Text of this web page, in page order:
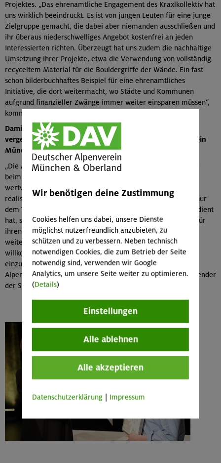
Projektes. „Das ehrenamtliche Engagement des Kraxlkollektiv hat
uns wirklich beeindruckt. Es ist von jungen Leuten für eine junge
Zielgruppe gemacht, die dabei aber niemanden ausschließen und
ihr überaus niederschwelliges Angebot kostenfrei an jeden
Interessierten richten. Überzeugt hat uns zudem die nachhaltige
Umsetzung ihrer Projekte, etwa die Verwendung von vollständig
recyceltem Material für die Bouldergriffe der Wände. Ein fast
schon bilderbuchhaftes Beispiel für eine ehrenamtliches
Initiative, die dort weitermacht, wo Städte und Kommunen
aufgrund finanzieller Zwänge immer weiter einsparen müssen“,
kommentiert Melanie Grimm aus dem DAV-Präsidium.
Damit geht der Ehrenamtspreis, der seit 2015 vom DAV
vergeben wird, bereits zum dritten Mal an den Alpenverein
München & Oberland.
„Die Auszeichnung ist einmal mehr die Bestätigung, dass wir
beim Alpenverein München & Oberland für die Gesellschaft
wertvolle Projekte auf ehrenamtlicher Basis erfolgreich
realisieren können. Dafür danken wir an dieser Stelle nicht nur
dem Team des Kraxlkollektivs, das diesen Preis mehr als verdient
hat, sondern auch allen anderen ehrenamtlich Engagierten für
ihren unermüdlichen Einsatz. Wir freuen uns übrigens über
weitere ehrenamtliche Mitstreiter, die bei uns immer
willkommen sind. Es gibt diverse Möglichkeiten, sich bei uns
einzubringen und damit auch die generelle Ausrichtung des
Alpenvereins mitzuprägen“, so Dr. Matthias Ballweg, Vorsitzender
der Sektion Oberland.
Wir benötigen deine Zustimmung
Cookies helfen uns dabei, unsere Dienste
möglichst nutzerfreundlich anzubieten, zu
schützen und zu verbessern. Neben technisch
notwendigen Cookies, die zum Betrieb der Seite
notwendig sind, verwenden wir Google
Analytics, um unsere Seite weiter zu optimieren.
(Details)
Einstellungen
Alle ablehnen
Alle akzeptieren
Datenschutzerklärung Impressum